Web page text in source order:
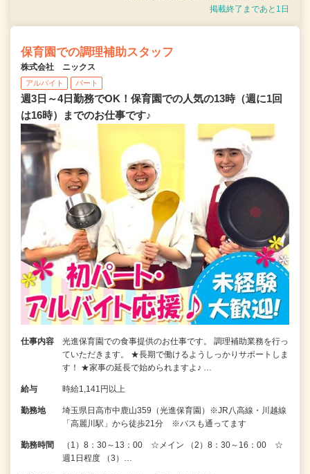
掲載終了まであと1日
保育園での調理補助スタッフ
株式会社 ニックス
アルバイト パート
週3日～4日勤務でOK！保育園での人気の13時（週に1回
は16時）までのお仕事です♪
仕事内容
光進保育園での食事提供のお仕事です。 調理補助業務を行っ
ていただきます。 ★長期で働けるようしっかりサポートしま
す！ ★家事の延長で始められますよ♪ …
給与 時給1,141円以上
勤務地
埼玉県日高市中鹿山359（光進保育園）※JR八高線・川越線
「高麗川駅」から徒歩21分 ※バスも通ってます
勤務時間
（1）8：30～13：00 ☆メイン （2）8：30～16：00 ☆
週1日程度 （3）…